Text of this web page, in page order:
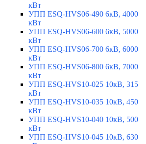
кВт
УПП ESQ-HVS06-490 6кВ, 4000
кВт
УПП ESQ-HVS06-600 6кВ, 5000
кВт
УПП ESQ-HVS06-700 6кВ, 6000
кВт
УПП ESQ-HVS06-800 6кВ, 7000
кВт
УПП ESQ-HVS10-025 10кВ, 315
кВт
УПП ESQ-HVS10-035 10кВ, 450
кВт
УПП ESQ-HVS10-040 10кВ, 500
кВт
УПП ESQ-HVS10-045 10кВ, 630